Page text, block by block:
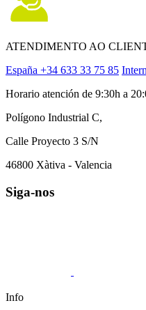
ATENDIMENTO AO
España +34 633 33 75 85
Horario atención de 9:30h a
Polígono Industrial C,
Calle Proyecto 3 S/N
46800 Xàtiva - Valencia
Siga-nos
Info